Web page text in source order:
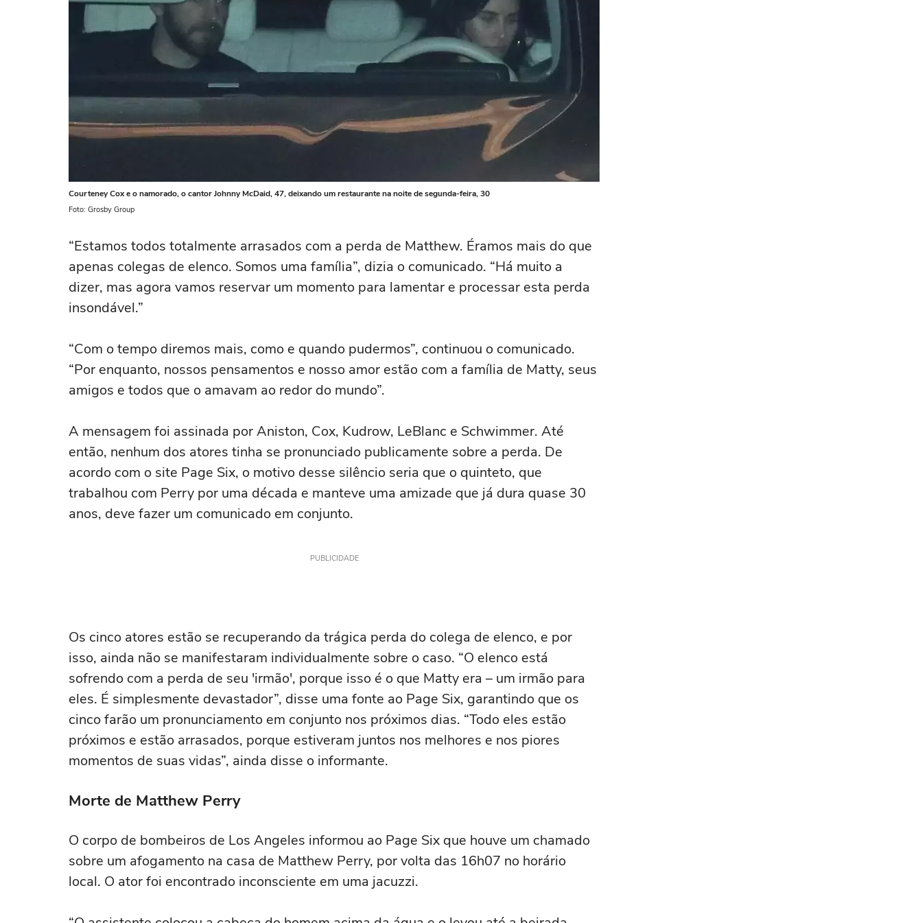
Courteney Cox e o namorado, o cantor Johnny McDaid, 47, deixando um restaurante na noite de segunda-feira, 30
Foto: Grosby Group
“Estamos todos totalmente arrasados com a perda de Matthew. Éramos mais do que
apenas colegas de elenco. Somos uma família”, dizia o comunicado. “Há muito a
dizer, mas agora vamos reservar um momento para lamentar e processar esta perda
insondável.”
“Com o tempo diremos mais, como e quando pudermos”, continuou o comunicado.
“Por enquanto, nossos pensamentos e nosso amor estão com a família de Matty, seus
amigos e todos que o amavam ao redor do mundo”.
A mensagem foi assinada por Aniston, Cox, Kudrow, LeBlanc e Schwimmer. Até
então, nenhum dos atores tinha se pronunciado publicamente sobre a perda. De
acordo com o site Page Six, o motivo desse silêncio seria que o quinteto, que
trabalhou com Perry por uma década e manteve uma amizade que já dura quase 30
anos, deve fazer um comunicado em conjunto.
PUBLICIDADE
Os cinco atores estão se recuperando da trágica perda do colega de elenco, e por
isso, ainda não se manifestaram individualmente sobre o caso. “O elenco está
sofrendo com a perda de seu 'irmão', porque isso é o que Matty era – um irmão para
eles. É simplesmente devastador”, disse uma fonte ao Page Six, garantindo que os
cinco farão um pronunciamento em conjunto nos próximos dias. “Todo eles estão
próximos e estão arrasados, porque estiveram juntos nos melhores e nos piores
momentos de suas vidas”, ainda disse o informante.
Morte de Matthew Perry
O corpo de bombeiros de Los Angeles informou ao Page Six que houve um chamado
sobre um afogamento na casa de Matthew Perry, por volta das 16h07 no horário
local. O ator foi encontrado inconsciente em uma jacuzzi.